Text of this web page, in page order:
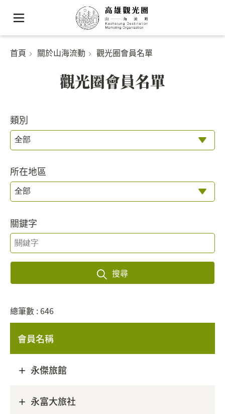
首頁 關於山海流動 觀光圈會員名單
觀光圈會員名單
類別
所在地區
關鍵字
搜尋
總筆數 : 646
會員名稱
永傑旅館
永富大旅社